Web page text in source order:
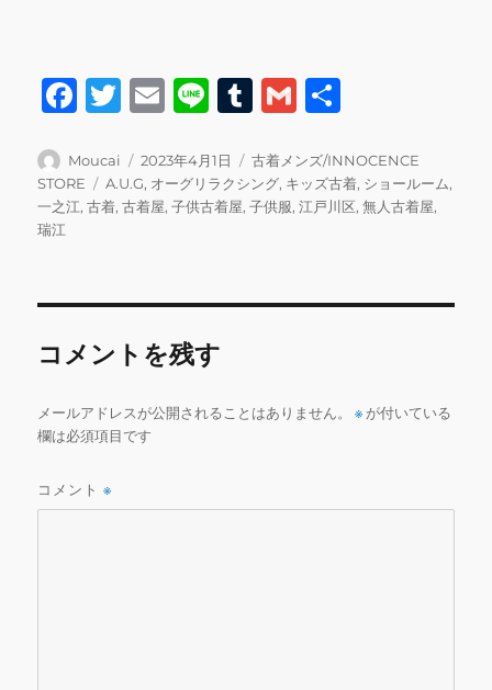
F
c
e
o
k
T
it
te
E
ai
l
Li
e
T
m
bl
G
ai
l
投
稿
者
Moucai
投
稿
日:
2023年4月1日
カ
テ
ゴ
古着メンズ/INNOCENCE
STORE
タ
グ
A.U.G, オーグリラクシング, キッズ古着, ショールーム,
一之江,古着,古着屋,子供古着屋,子供服,江戸川区,無人古着屋,
瑞江
コメントを残す
メールアドレスが公開されることはありません。 ※が付いている
欄は必須項目です
コメント※